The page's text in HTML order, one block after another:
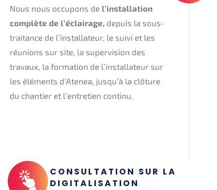
Nous nous occupons de l’installation
complète de l’éclairage, depuis la sous-
traitance de l’installateur, le suivi et les
réunions sur site, la supervision des
travaux, la formation de l’installateur sur
les éléments d’Atenea, jusqu’à la clôture
du chantier et l’entretien continu.
CONSULTATION SUR LA
DIGITALISATION